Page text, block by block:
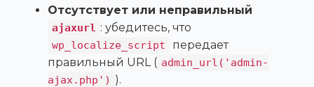
Отсутствует или неправильный
ajaxurl : убедитесь, что
wp_localize_script
передает
правильный URL ( admin_url('admin-
ajax.php') ).